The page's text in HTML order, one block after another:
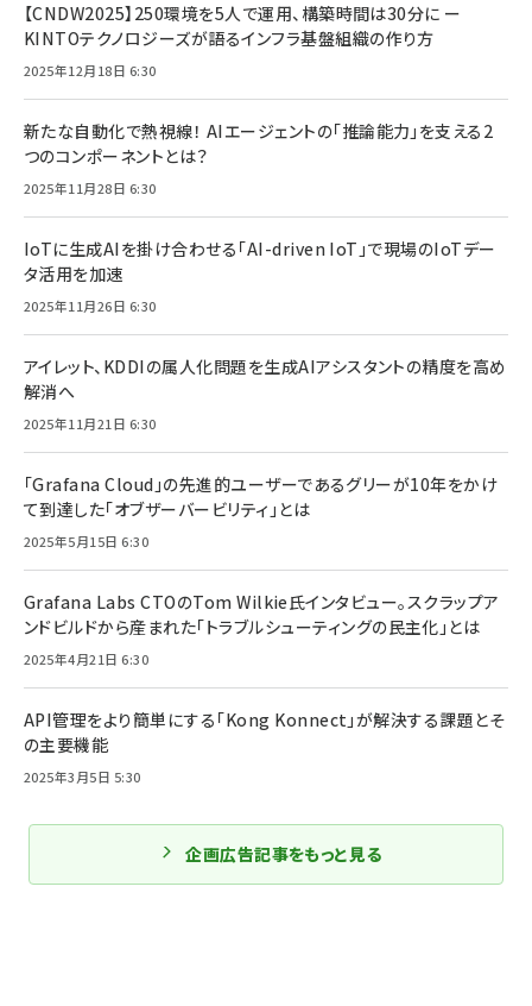
【CNDW2025】250環境を5人で運用、構築時間は30分に ー
KINTOテクノロジーズが語るインフラ基盤組織の作り方
2025年12月18日 6:30
新たな自動化で熱視線！ AIエージェントの「推論能力」を支える2
つのコンポーネントとは？
2025年11月28日 6:30
IoTに生成AIを掛け合わせる「AI-driven IoT」で現場のIoTデー
タ活用を加速
2025年11月26日 6:30
アイレット、KDDIの属人化問題を生成AIアシスタントの精度を高め
解消へ
2025年11月21日 6:30
「Grafana Cloud」の先進的ユーザーであるグリーが10年をかけ
て到達した「オブザーバービリティ」とは
2025年5月15日 6:30
Grafana Labs CTOのTom Wilkie氏インタビュー。スクラップア
ンドビルドから産まれた「トラブルシューティングの民主化」とは
2025年4月21日 6:30
API管理をより簡単にする「Kong Konnect」が解決する課題とそ
の主要機能
2025年3月5日 5:30
企画広告記事をもっと見る